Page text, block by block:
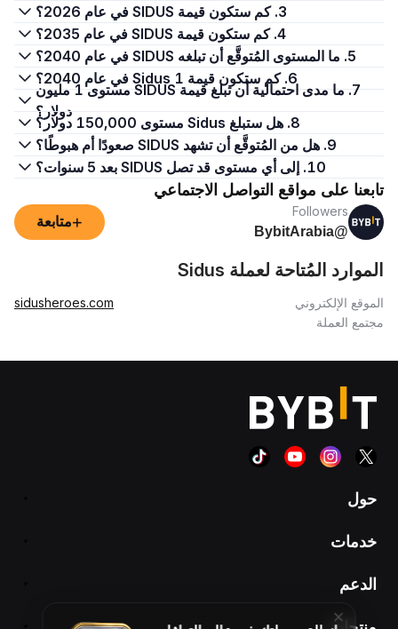
3. كم ستكون قيمة SIDUS في عام 2026؟
4. كم ستكون قيمة SIDUS في عام 2035؟
5. ما المستوى المُتوقَّع أن تبلغه SIDUS في عام 2040؟
6. كم ستكون قيمة 1 Sidus في عام 2040؟
7. ما مدى احتمالية أن تبلغ قيمة SIDUS مستوى 1 مليون
دولار؟
8. هل ستبلغ Sidus مستوى 150,000 دولار؟
9. هل من المُتوقَّع أن تشهد SIDUS صعودًا أم هبوطًا؟
10. إلى أي مستوى قد تصل SIDUS بعد 5 سنوات؟
تابعنا على مواقع التواصل الاجتماعي
Followers
@BybitArabia
+متابعة
الموارد المُتاحة لعملة Sidus
الموقع الإلكتروني
sidusheroes.com
مجتمع العملة
حول
خدمات
الدعم